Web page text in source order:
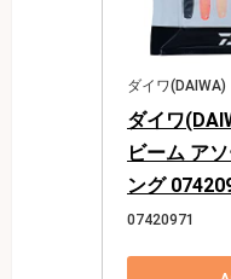
ダイワ(DAIWA)
ダイワ
ビーム ア
ング
07420971